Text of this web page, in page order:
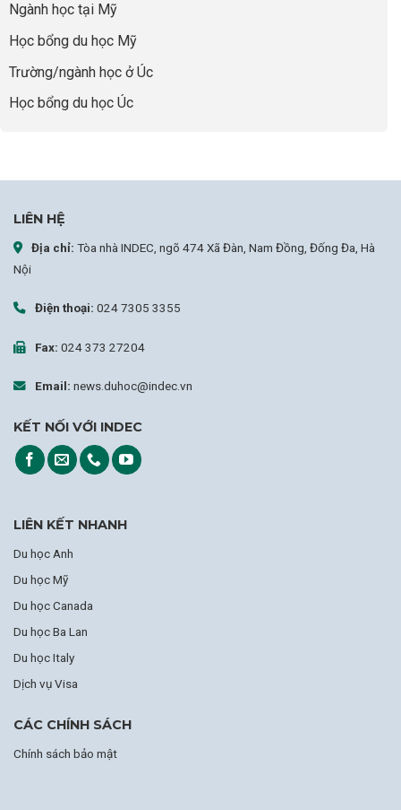
chọn
sự
Ngành học tại Mỹ
Học bổng du học Mỹ
Trường/ngành học ở Úc
Học bổng du học Úc
LIÊN HỆ
Địa chỉ: Tòa nhà INDEC, ngõ 474 Xã Đàn, Nam Đồng, Đống Đa, Hà
Nội
Điện thoại: 024 7305 3355
Fax: 024 373 27204
Email: news.duhoc@indec.vn
KẾT NỐI VỚI INDEC
LIÊN KẾT NHANH
Du học Anh
Du học Mỹ
Du học Canada
Du học Ba Lan
Du học Italy
Dịch vụ Visa
CÁC CHÍNH SÁCH
Chính sách bảo mật